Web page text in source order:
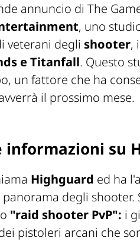
annuncio di The
, uno
veterani degli shooter,
e Titanfall. Questo
un fattore che ha
il prossimo mese.
informazioni su
Highguard ed ha
degli
"raid shooter PvP": i
pistoleri arcani che